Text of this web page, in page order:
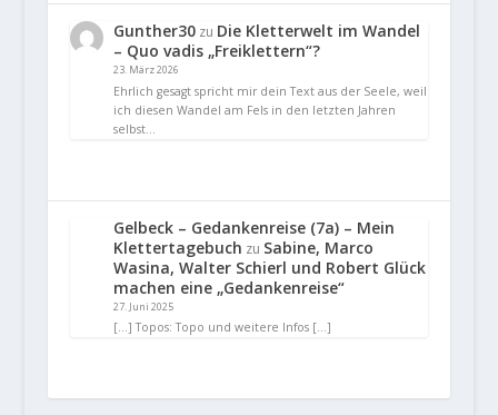
Gunther30zu Die Kletterwelt im Wandel
– Quo vadis „Freiklettern“?
23. März 2026
Ehrlich gesagt spricht mir dein Text aus der Seele, weil
ich diesen Wandel am Fels in den letzten Jahren
selbst…
Gelbeck – Gedankenreise (7a) – Mein
Klettertagebuch zu Sabine, Marco
Wasina, Walter Schierl und Robert Glück
machen eine „Gedankenreise“
27. Juni 2025
[…] Topos: Topo und weitere Infos […]